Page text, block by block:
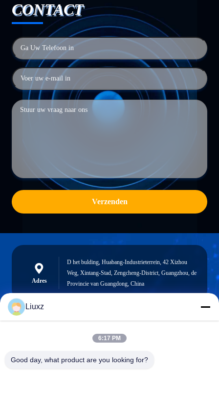
CONTACT
Verzenden
Adres
D het bulding, Huabang-Industrieterrein, 42 Xizhou
Weg, Xintang-Stad, Zengcheng-District, Guangzhou, de
Provincie van Guangdong, China
liuxz@wyatm.com
Liuxz
6:17 PM
Good day, what product are you looking for?